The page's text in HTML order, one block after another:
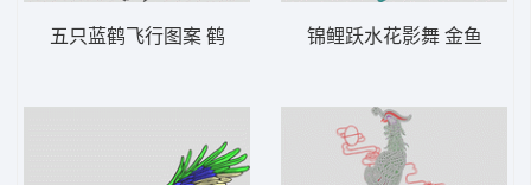
五只蓝鹤飞行图案 鹤 锦鲤跃水花影舞 金鱼